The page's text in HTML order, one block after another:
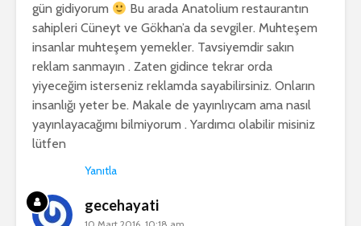
gün gidiyorum
Bu arada Anatolium restaurantın
sahipleri Cüneyt ve Gökhan’a da sevgiler. Muhteşem
insanlar muhteşem yemekler. Tavsiyemdir sakın
reklam sanmayın . Zaten gidince tekrar orda
yiyeceğim isterseniz reklamda sayabilirsiniz. Onların
insanlığı yeter be. Makale de yayınlıycam ama nasıl
yayınlayacağımı bilmiyorum . Yardımcı olabilir misiniz
lütfen
Yanıtla
gecehayati